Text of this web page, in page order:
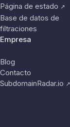
Página de estado ↗
Base de datos de
filtraciones
Empresa
Blog
Contacto
SubdomainRadar.io ↗